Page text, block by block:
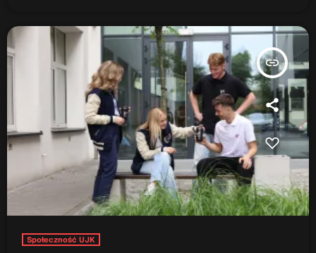
insert_link
Społeczność UJK